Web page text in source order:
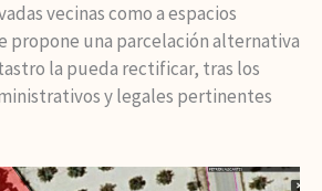
vecinas como a espacios
propone una parcelación alternativa
la pueda rectificar, tras los
y legales pertinentes